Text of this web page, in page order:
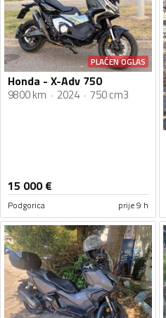
PLAĆEN OGLAS
Honda - X-Adv 750
9800 km 2024 750 cm3
15 000€
Podgorica prije 9 h